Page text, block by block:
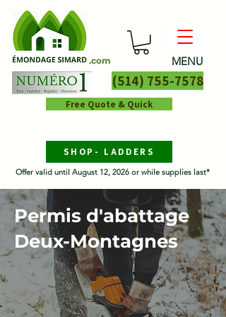
MENU
.com
(514) 755-7578
Free Quote & Quick
SHOP- LADDERS
Offer valid until August 12, 2026 or while supplies last*
Permis d'abattage
Deux-Montagnes